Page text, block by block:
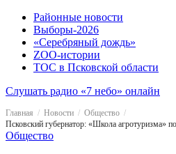
Районные новости
Выборы-2026
«Серебряный дождь»
ZOO-истории
ТОС в Псковской области
Слушать радио «7 небо» онлайн
Главная Новости
Общество
Общество